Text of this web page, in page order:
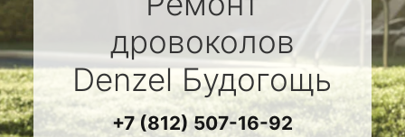
дровоколов
DenzelБудогощь
+7 (812) 507-16-92